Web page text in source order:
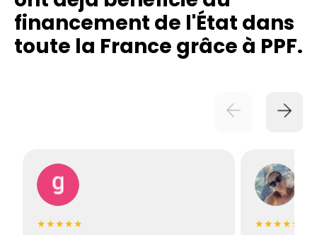
financement de l'État dans
toute la France grâce à PPF.
★★★★★
★★★★★